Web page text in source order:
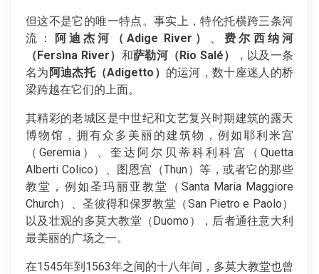
但这不是它的唯一特点。事实上，特伦托横跨三条河
流：
阿迪杰河（Adige River） 、 费尔西纳河
（Fersìna River） 和萨勒河（Rio Salé）
，以及一条
名为 阿迪杰托（Adigetto） 的运河，数十座迷人的桥
梁跨越在它们的上面。
其精彩的老城区是中世纪和文艺复兴时期建筑的露天
博物馆，拥有众多美丽的建筑物，例如耶利米宫
（Geremia）、奎达阿尔贝蒂科利科宫（Quetta
Alberti Colico）、图恩宫（Thun）等，或者它的那些
教堂，例如圣玛丽亚教堂（Santa Maria Maggiore
Church）、圣彼得和保罗教堂（San Pietro e Paolo）
以及壮观的多莫大教堂（Duomo），后者通往意大利
最美丽的广场之一。
在1545年到1563年之间的十八年间，多莫大教堂也曾